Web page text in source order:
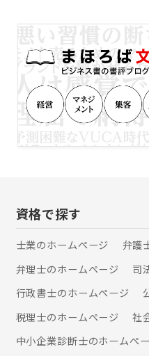
専門家
ため
度や
おりま
様にと
する
立地を
対応
に事
続税申
た不
がお
理士や
一つの
門家と
す。
士、
は何で
資格で探す
士業のホームぺージ
弁護
弁理士のホームぺージ
司
行政書士のホームぺージ
税理士のホームぺージ
社
中小企業診断士のホームぺ